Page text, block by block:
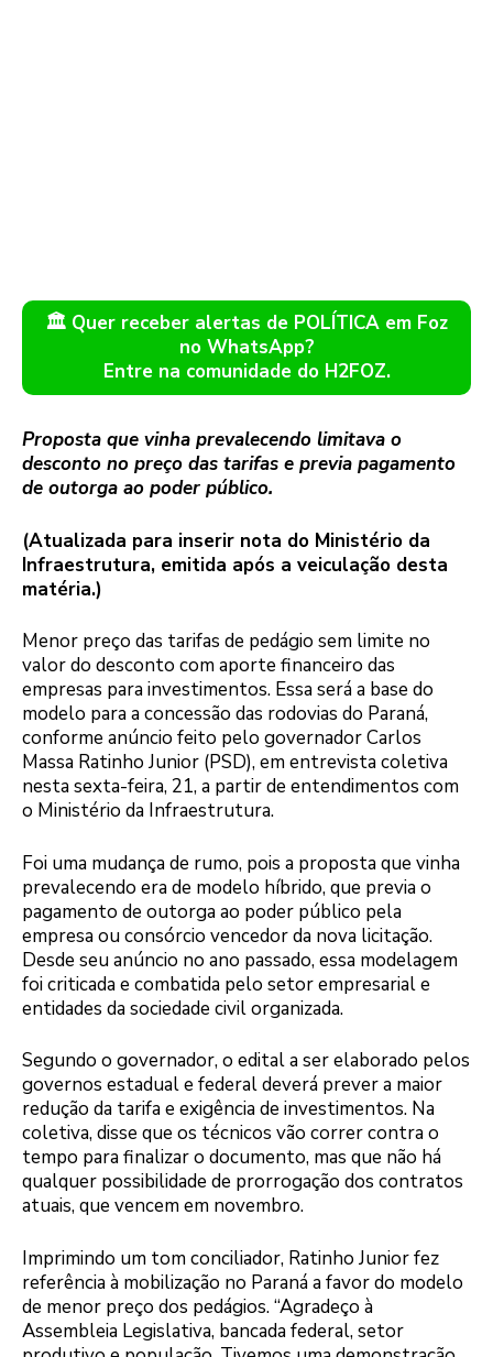
🏛️ Quer receber alertas de POLÍTICA em Foz
no WhatsApp?
Entre na comunidade do H2FOZ.
Proposta que vinha prevalecendo limitava o
desconto no preço das tarifas e previa pagamento
de outorga ao poder público.
(Atualizada para inserir nota do Ministério da
Infraestrutura, emitida após a veiculação desta
matéria.)
Menor preço das tarifas de pedágio sem limite no
valor do desconto com aporte financeiro das
empresas para investimentos. Essa será a base do
modelo para a concessão das rodovias do Paraná,
conforme anúncio feito pelo governador Carlos
Massa Ratinho Junior (PSD), em entrevista coletiva
nesta sexta-feira, 21, a partir de entendimentos com
o Ministério da Infraestrutura.
Foi uma mudança de rumo, pois a proposta que vinha
prevalecendo era de modelo híbrido, que previa o
pagamento de outorga ao poder público pela
empresa ou consórcio vencedor da nova licitação.
Desde seu anúncio no ano passado, essa modelagem
foi criticada e combatida pelo setor empresarial e
entidades da sociedade civil organizada.
Segundo o governador, o edital a ser elaborado pelos
governos estadual e federal deverá prever a maior
redução da tarifa e exigência de investimentos. Na
coletiva, disse que os técnicos vão correr contra o
tempo para finalizar o documento, mas que não há
qualquer possibilidade de prorrogação dos contratos
atuais, que vencem em novembro.
Imprimindo um tom conciliador, Ratinho Junior fez
referência à mobilização no Paraná a favor do modelo
de menor preço dos pedágios. “Agradeço à
Assembleia Legislativa, bancada federal, setor